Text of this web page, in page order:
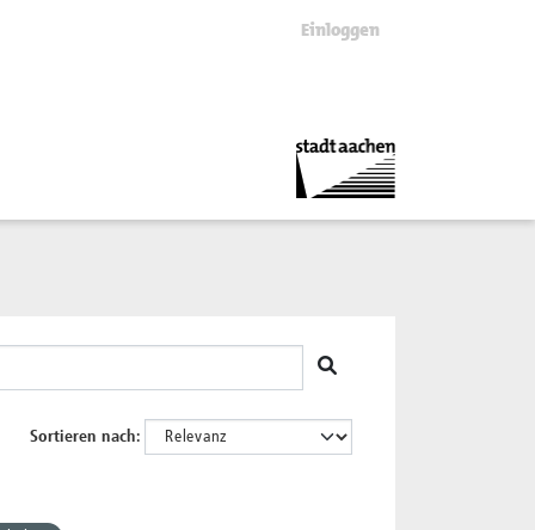
Einloggen
Sortieren nach